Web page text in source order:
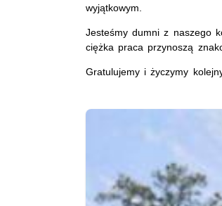
wyjątkowym.
Jesteśmy dumni z naszego
ciężka praca przynoszą
Gratulujemy i życzymy